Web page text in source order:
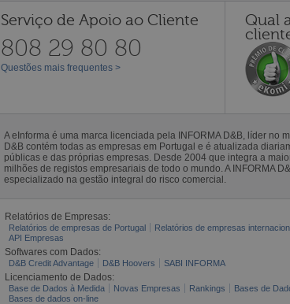
Serviço de Apoio ao Cliente
808 29 80 80
Questões mais frequentes >
Qual
A eInforma é uma marca licenciada pela INFORMA D&B, líder no
D&B contém todas as empresas em Portugal e é atualizada
públicas e das próprias empresas. Desde 2004 que integra a
milhões de registos empresariais de todo o mundo. A INFORMA
especializado na gestão integral do risco comercial.
Relatórios de Empresas:
Relatórios de empresas de Portugal Relatórios de empresas
API Empresas
Softwares com Dados:
D&B Credit Advantage D&B Hoovers SABI INFORMA
Licenciamento de Dados:
Base de Dados à Medida Novas Empresas Rankings Bases de
Bases de dados on-line